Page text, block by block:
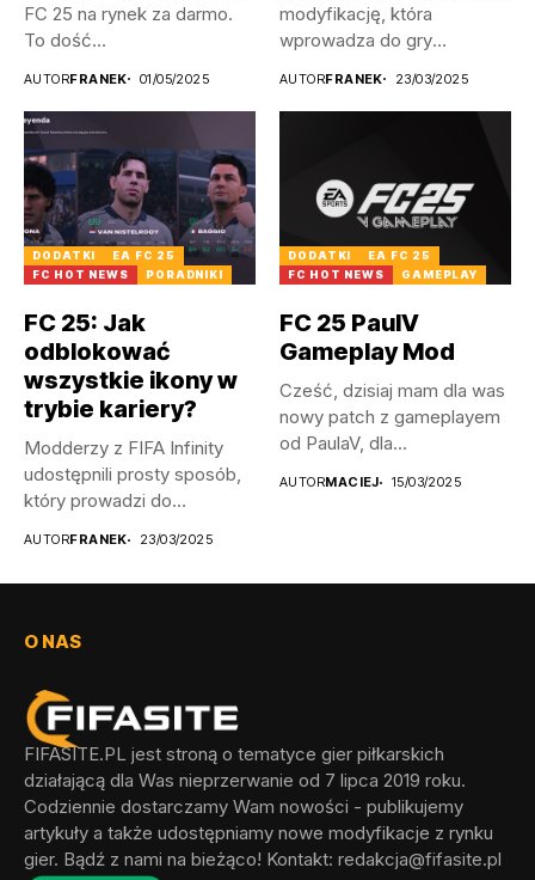
FC 25 na rynek za darmo.
To dość...
AUTORFRANEK 01/05/2025
modyfikację, która
wprowadza do gry
AUTORFRANEK 23/03/2025
DODATKI
EA FC 25
FC HOT NEWS
PORADNIKI
FC 25: Jak
odblokować
wszystkie ikony w
trybie kariery?
Modderzy z FIFA Infinity
udostępnili prosty sposób,
który prowadzi do
AUTORFRANEK 23/03/2025
DODATKI
EA FC 25
FC HOT NEWS
GAMEPLAY
FC 25 PaulV
Gameplay Mod
Cześć, dzisiaj mam dla was
nowy patch z gameplayem
od PaulaV, dla...
AUTORMACIEJ 15/03/2025
O NAS
FIFASITE.PL jest stroną o tematyce gier piłkarskich
działającą dla Was nieprzerwanie od 7 lipca 2019 roku.
Codziennie dostarczamy Wam nowości - publikujemy
artykuły a także udostępniamy nowe modyfikacje z rynku
gier. Bądź z nami na bieżąco! Kontakt: redakcja@fifasite.pl